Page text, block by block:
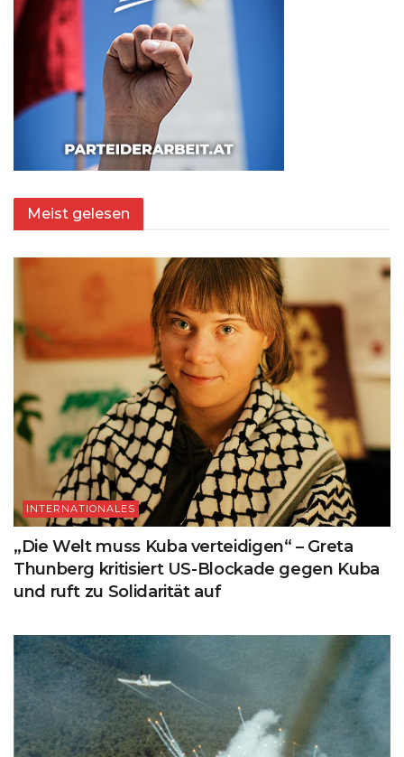
Meist gelesen
INTERNATIONALES
„Die Welt muss Kuba verteidigen“ – Greta
Thunberg kritisiert US-Blockade gegen Kuba
und ruft zu Solidarität auf